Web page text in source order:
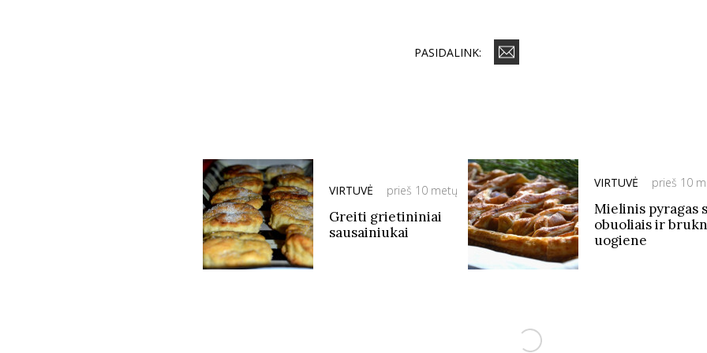
PASIDALINK:
VIRTUVĖ prieš 10 metų
Greiti grietininiai
sausainiukai
VIRTUVĖ prieš 10
Mielinis pyragas
obuoliais ir
uogiene